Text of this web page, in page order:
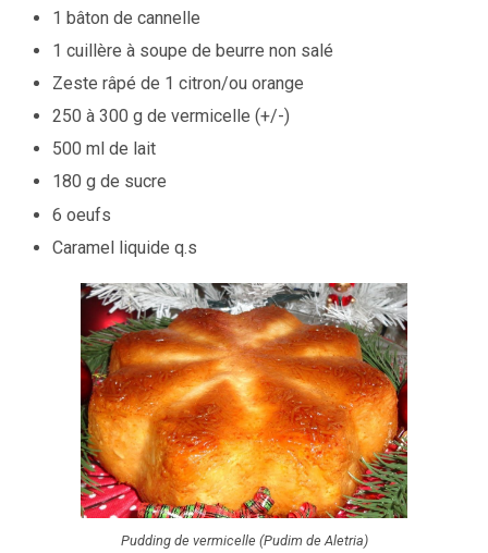
1 bâton de cannelle
1 cuillère à soupe de beurre non salé
Zeste râpé de 1 citron/ou orange
250 à 300 g de vermicelle (+/-)
500 ml de lait
180 g de sucre
6 oeufs
Caramel liquide q.s
Pudding de vermicelle (Pudim de Aletria)